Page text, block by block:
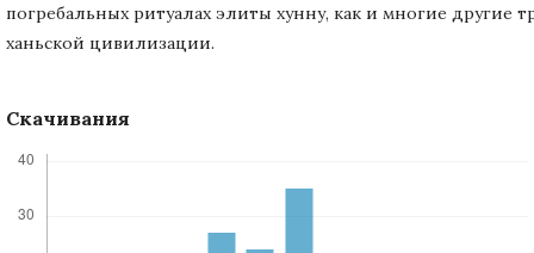
погребальных ритуалах элиты хунну, как и многие другие
ханьской цивилизации.
Скачивания